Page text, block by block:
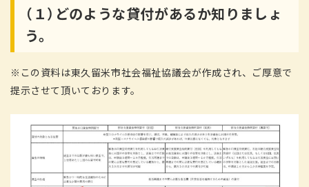
（１）どのような貸付があるか知りましょ
う。
※この資料は東久留米市社会福祉協議会が作成され、ご厚意で
提示させて頂いております。